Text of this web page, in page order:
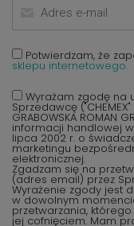
Potwierdzam, że
sklepu internetowego.
Wyrażam zgodę na
Sprzedawcę ("CHEMEX"
GRABOWSKA ROMAN
informacji handlowej
lipca 2002 r. o
marketingu
elektronicznej.
Zgadzam się na
(adres email) przez
Wyrażenie zgody jest
w dowolnym
przetwarzania,
jej cofnięciem. Mam